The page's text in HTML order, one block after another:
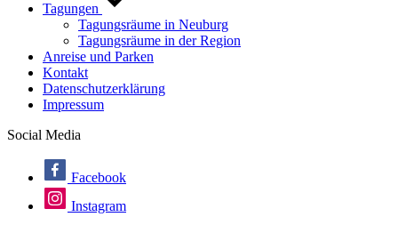
Tagungen
Tagungsräume in Neuburg
Tagungsräume in der Region
Anreise und Parken
Kontakt
Datenschutzerklärung
Impressum
Social Media
Facebook
Instagram